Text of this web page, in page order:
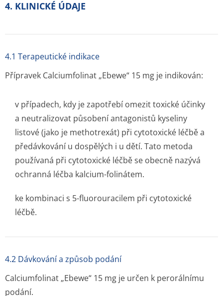
4. KLINICKÉ ÚDAJE
4.1 Terapeutické indikace
Přípravek Calciumfolinat „Ebewe“ 15 mg je indikován:
v případech, kdy je zapotřebí omezit toxické účinky
a neutralizovat působení antagonistů kyseliny
listové (jako je methotrexát) při cytotoxické léčbě a
předávkování u dospělých i u dětí. Tato metoda
používaná při cytotoxické léčbě se obecně nazývá
ochranná léčba kalcium-folinátem.
ke kombinaci s 5-fluorouracilem při cytotoxické
léčbě.
4.2 Dávkování a způsob podání
Calciumfolinat „Ebewe“ 15 mg je určen k perorálnímu
podání.